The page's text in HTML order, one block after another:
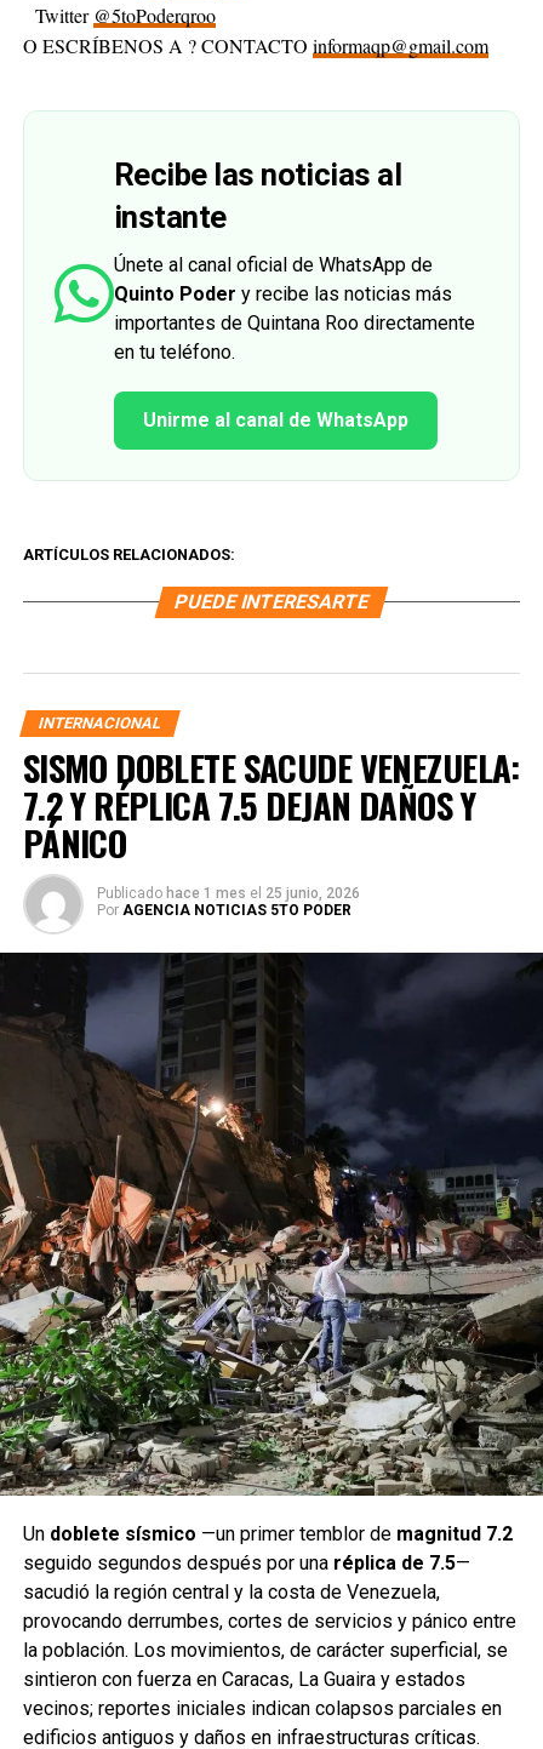
Twitter @5toPoderqroo
O ESCRÍBENOS A ? CONTACTO informaqp@gmail.com
Recibe las noticias al
instante
Únete al canal oficial de WhatsApp de
Quinto Poder y recibe las noticias más
importantes de Quintana Roo directamente
en tu teléfono.
Unirme al canal de WhatsApp
ARTÍCULOS RELACIONADOS:
PUEDE INTERESARTE
INTERNACIONAL
SISMO DOBLETE SACUDE VENEZUELA:
7.2 Y RÉPLICA 7.5 DEJAN DAÑOS Y
PÁNICO
Publicado hace 1 mes el 25 junio, 2026
Por AGENCIA NOTICIAS 5TO PODER
Un doblete sísmico —un primer temblor de magnitud 7.2
seguido segundos después por una réplica de 7.5—
sacudió la región central y la costa de Venezuela,
provocando derrumbes, cortes de servicios y pánico entre
la población. Los movimientos, de carácter superficial, se
sintieron con fuerza en Caracas, La Guaira y estados
vecinos; reportes iniciales indican colapsos parciales en
edificios antiguos y daños en infraestructuras críticas.